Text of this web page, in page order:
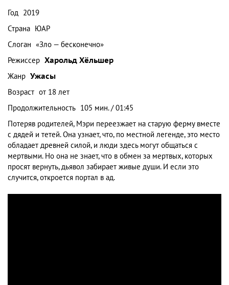
Год 2019
Страна ЮАР
Слоган «Зло — бесконечно»
Режиссер Харольд Хёльшер
Жанр Ужасы
Возраст от 18 лет
Продолжительность 105 мин. / 01:45
Потеряв родителей, Мэри переезжает на старую ферму вместе
с дядей и тетей. Она узнает, что, по местной легенде, это место
обладает древней силой, и люди здесь могут общаться с
мертвыми. Но она не знает, что в обмен за мертвых, которых
просят вернуть, дьявол забирает живые души. И если это
случится, откроется портал в ад.